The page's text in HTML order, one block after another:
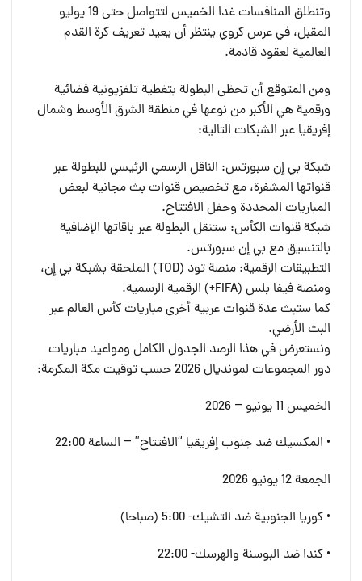
وتنطلق المنافسات غدا الخميس لتتواصل حتى 19 يوليو
المقبل، في عرس كروي ينتظر أن يعيد تعريف كرة القدم
العالمية لعقود قادمة.
ومن المتوقع أن تحظى البطولة بتغطية تلفزيونية فضائية
ورقمية هي الأكبر من نوعها في منطقة الشرق الأوسط وشمال
إفريقيا عبر الشبكات التالية:
شبكة بي إن سبورتس: الناقل الرسمي الرئيسي للبطولة عبر
قنواتها المشفرة، مع تخصيص قنوات بث مجانية لبعض
المباريات المحددة وحفل الافتتاح.
شبكة قنوات الكأس: ستنقل البطولة عبر باقاتها الإضافية
بالتنسيق مع بي إن سبورتس.
التطبيقات الرقمية: منصة تود (TOD) الملحقة بشبكة بي إن،
ومنصة فيفا بلس (FIFA+) الرقمية الرسمية.
كما ستبث عدة قنوات عربية أخرى مباريات كأس العالم عبر
البث الأرضي.
ونستعرض في هذا الرصد الجدول الكامل ومواعيد مباريات
دور المجموعات لمونديال 2026 حسب توقيت مكة المكرمة:
الخميس 11 يونيو – 2026
• المكسيك ضد جنوب إفريقيا “الافتتاح” – الساعة 22:00
الجمعة 12 يونيو 2026
• كوريا الجنوبية ضد التشيك- 5:00 (صباحا)
• كندا ضد البوسنة والهرسك- 22:00